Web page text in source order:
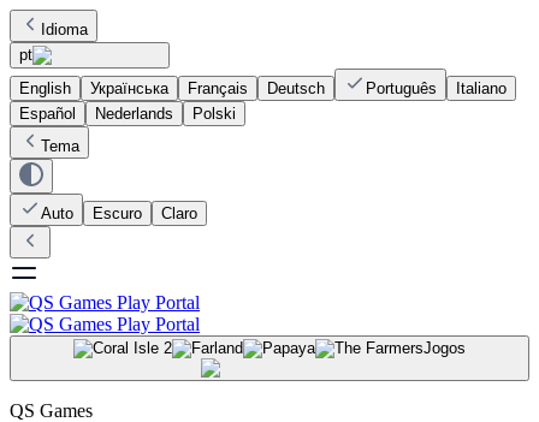
Idioma
pt
English
Українська Français Deutsch Português
Italiano
Español
Nederlands
Polski
Tema
Auto Escuro Claro
Jogos
QS Games